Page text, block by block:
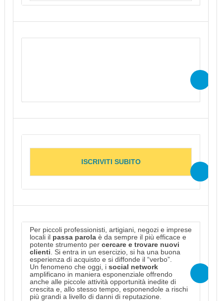
ISCRIVITI SUBITO
Per piccoli professionisti, artigiani, negozi e imprese
locali il passa parola è da sempre il più efficace e
potente strumento percercare e trovare nuovi
clienti . Si entra in un esercizio, si ha una buona
esperienza di acquisto e si diffonde il “verbo”.
Un fenomeno che oggi, isocial network
amplificano in maniera esponenziale offrendo
anche alle piccole attività opportunità inedite di
crescita e, allo stesso tempo, esponendole a rischi
più grandi a livello di danni di reputazione.